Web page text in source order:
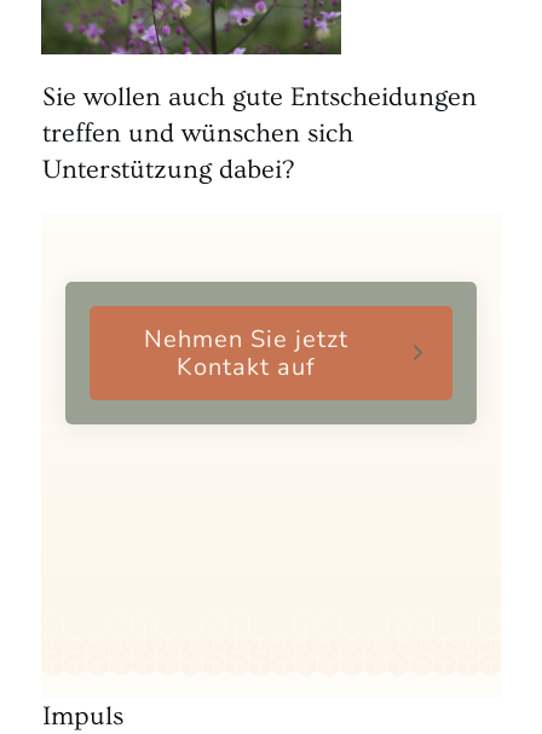
Sie wollen auch gute Entscheidungen
treffen und wünschen sich
Unterstützung dabei?
Nehmen Sie jetzt
Kontakt auf
Impuls